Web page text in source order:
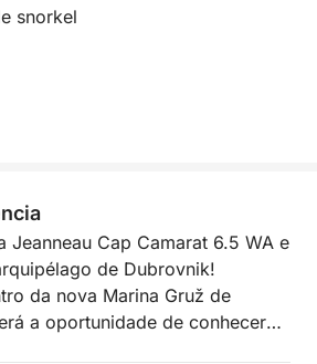
snorkel
Jeanneau Cap Camarat 6.5 WA e
de Dubrovnik!
da nova Marina Gruž de
a oportunidade de conhecer
encantadoras nos arredores.